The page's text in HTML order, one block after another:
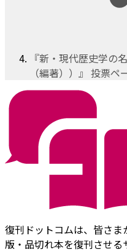
『新・現代歴史学の
（編著））』 投票ペ
復刊ドットコムは、皆さ
版・品切れ本を復刊させる